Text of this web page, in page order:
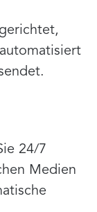
24/7
Medien